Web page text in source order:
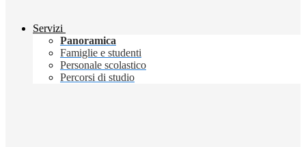
Servizi
Panoramica
Famiglie e studenti
Personale scolastico
Percorsi di studio